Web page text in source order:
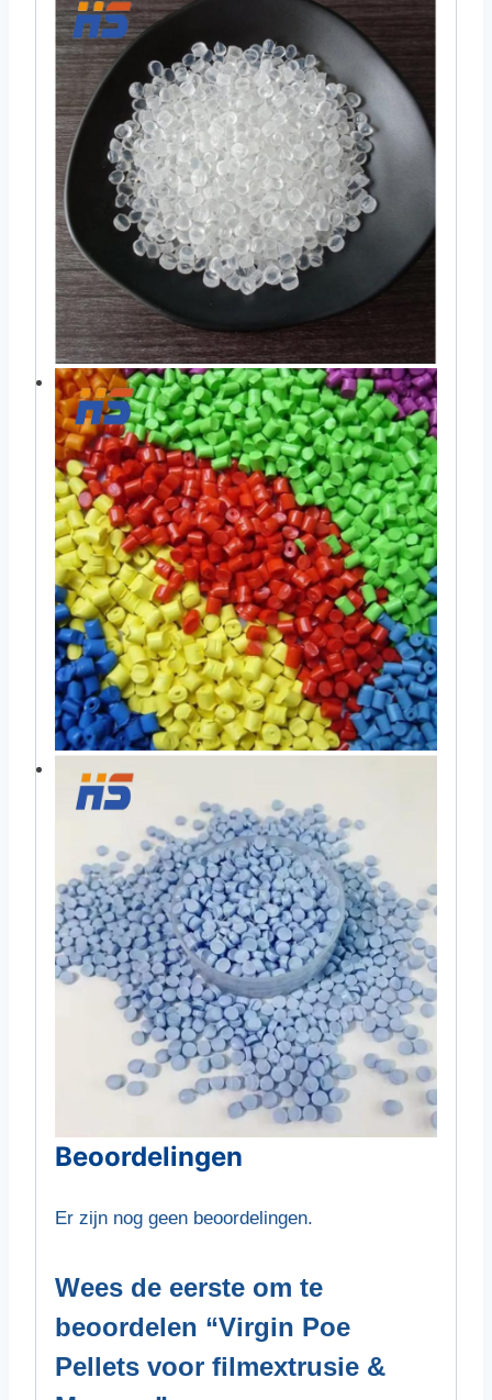
Beoordelingen
Er zijn nog geen beoordelingen.
Wees de eerste om te
beoordelen “Virgin Poe
Pellets voor filmextrusie &